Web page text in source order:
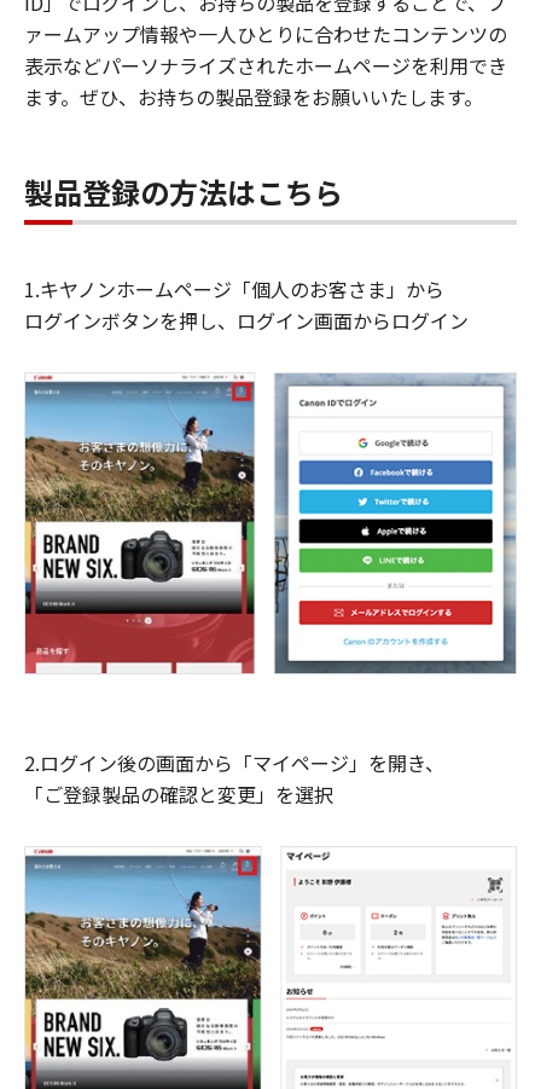
ァームアップ情報や一人ひとりに合わせたコンテンツの
表示などパーソナライズされたホームページを利用でき
ます。ぜひ、お持ちの製品登録をお願いいたします。
製品登録の方法はこちら
1.キヤノンホームページ「個人のお客さま」から
ログインボタンを押し、ログイン画面からログイン
2.ログイン後の画面から「マイページ」を開き、
「ご登録製品の確認と変更」を選択